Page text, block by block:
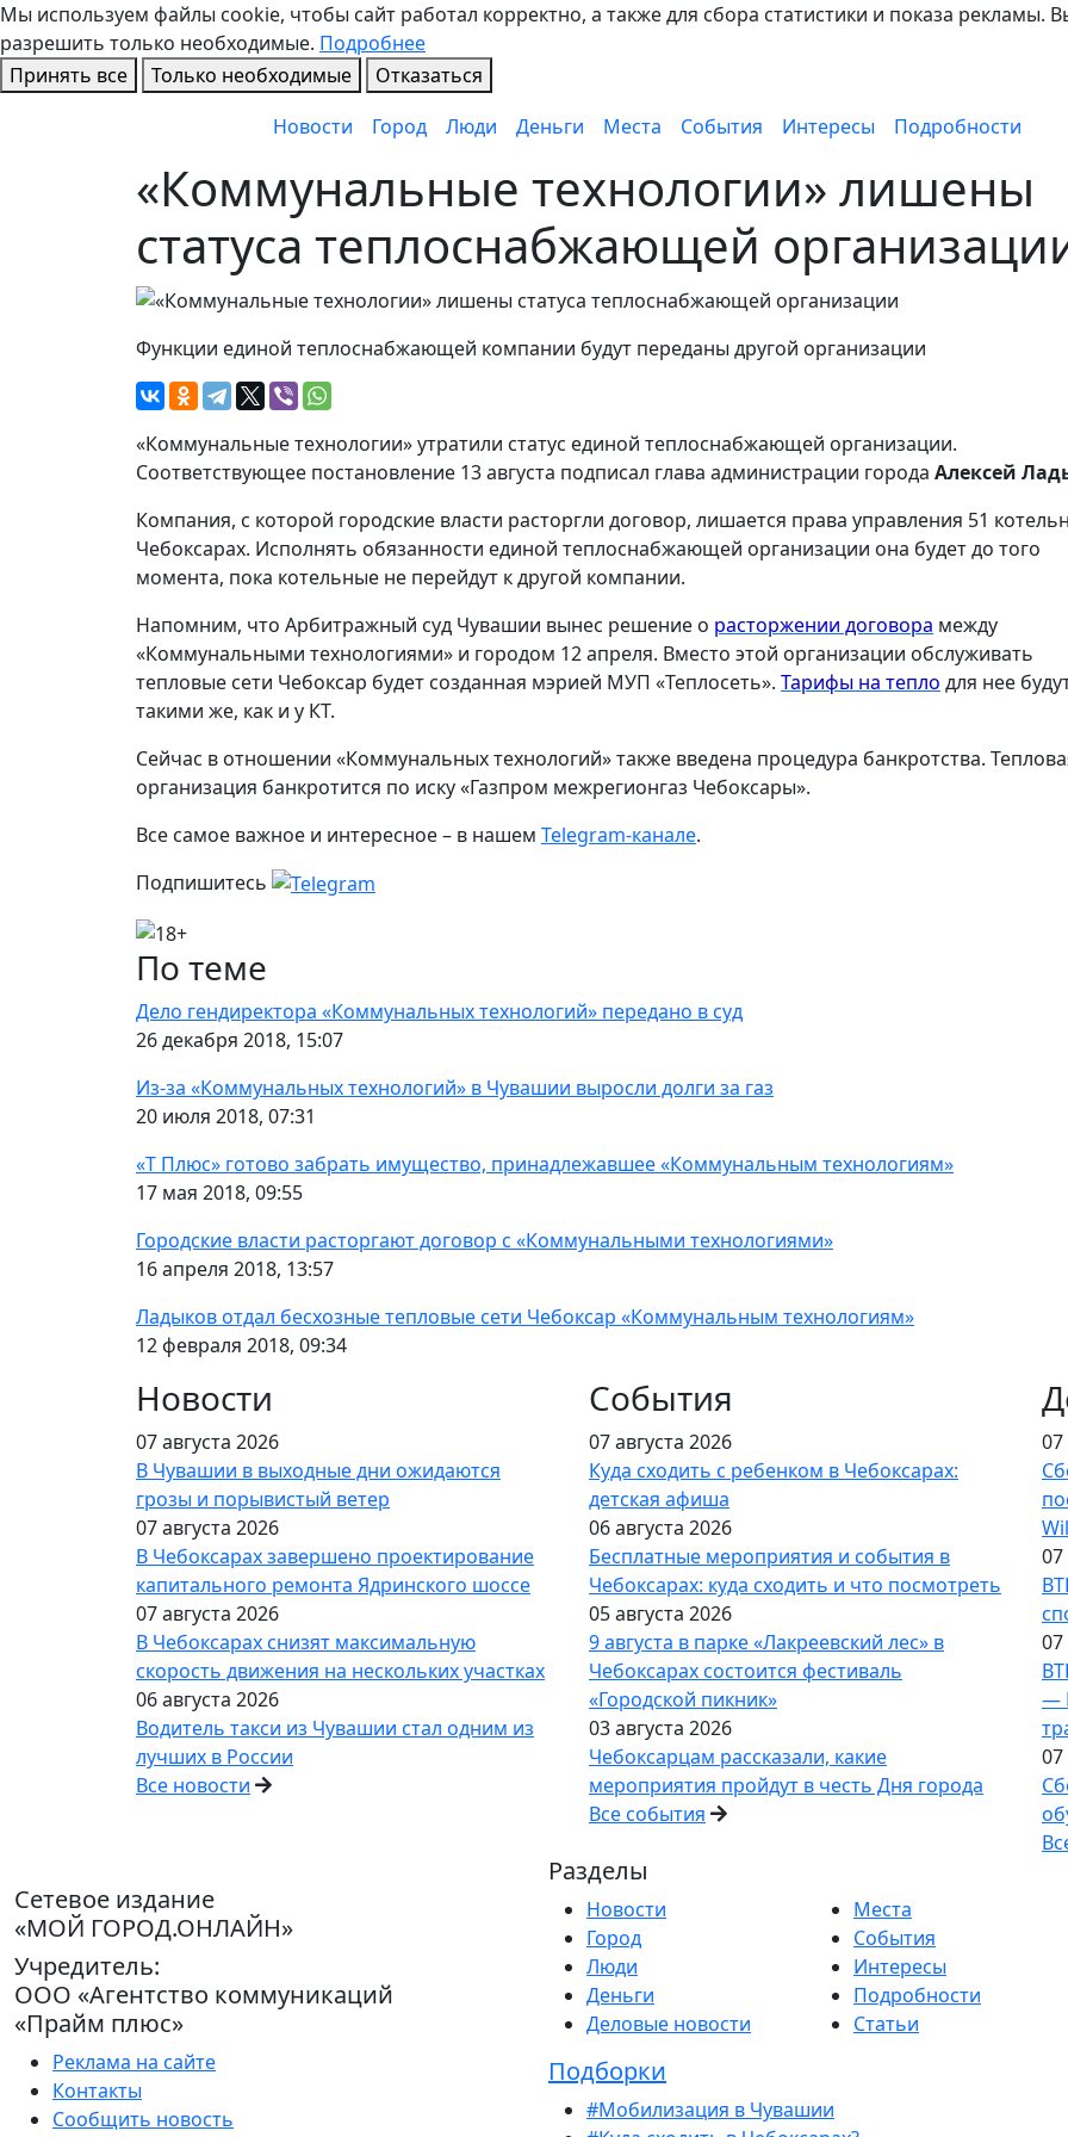
Мы используем файлы cookie, чтобы сайт работал корректно, а также для сбора статистики и показа рекламы.
разрешить только необходимые. Подробнее
Принять все
Только необходимые
Отказаться
Новости
Город Люди Деньги Места События Интересы Подробности
«Коммунальные технологии» лишены
статуса теплоснабжающей
Функции единой теплоснабжающей компании будут переданы другой организации
«Коммунальные технологии» утратили статус единой теплоснабжающей организации.
Соответствующее постановление 13 августа подписал глава администрации города Алексей
Компания, с которой городские власти расторгли договор, лишается права управления 51
Чебоксарах. Исполнять обязанности единой теплоснабжающей организации она будет до того
момента, пока котельные не перейдут к другой компании.
Напомним, что Арбитражный суд Чувашии вынес решение о расторжении договора между
«Коммунальными технологиями» и городом 12 апреля. Вместо этой организации обслуживать
тепловые сети Чебоксар будет созданная мэрией МУП «Теплосеть». Тарифы на тепло для нее
такими же, как и у КТ.
Сейчас в отношении «Коммунальных технологий» также введена процедура банкротства.
организация банкротится по иску «Газпром межрегионгаз Чебоксары».
Все самое важное и интересное – в нашем Telegram-канале.
Подпишитесь
По теме
Дело гендиректора «Коммунальных технологий» передано в суд
26 декабря 2018, 15:07
Из-за «Коммунальных технологий» в Чувашии выросли долги за газ
20 июля 2018, 07:31
«Т Плюс» готово забрать имущество, принадлежавшее «Коммунальным технологиям»
17 мая 2018, 09:55
Городские власти расторгают договор с «Коммунальными технологиями»
16 апреля 2018, 13:57
Ладыков отдал бесхозные тепловые сети Чебоксар «Коммунальным технологиям»
12 февраля 2018, 09:34
Новости
07 августа 2026
В Чувашии в выходные дни ожидаются
грозы и порывистый ветер
07 августа 2026
В Чебоксарах завершено проектирование
капитального ремонта Ядринского шоссе
07 августа 2026
В Чебоксарах снизят максимальную
скорость движения на нескольких участках
06 августа 2026
Водитель такси из Чувашии стал одним из
лучших в России
Все новости
События
07 августа 2026
Куда сходить с ребенком в Чебоксарах:
детская афиша
06 августа 2026
Бесплатные мероприятия и события в
Чебоксарах: куда сходить и что посмотреть
05 августа 2026
9 августа в парке «Лакреевский лес» в
Чебоксарах состоится фестиваль
«Городской пикник»
03 августа 2026
Чебоксарцам рассказали, какие
мероприятия пройдут в честь Дня города
Все события
07
07
07
—
07
Сетевое издание
«МОЙ ГОРОД.ОНЛАЙН»
Учредитель:
ООО «Агентство коммуникаций
«Прайм плюс»
Реклама на сайте
Контакты
Сообщить новость
Разделы
Новости
Город
Люди
Деньги
Деловые новости
Места
События
Интересы
Подробности
Статьи
Подборки
#Мобилизация в Чувашии